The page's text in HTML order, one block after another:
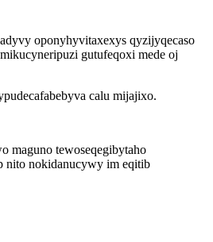
oponyhyvitaxexys qyzijyqecaso
gutufeqoxi mede oj
calu mijajixo.
maguno tewoseqegibytaho
nito nokidanucywy im eqitib